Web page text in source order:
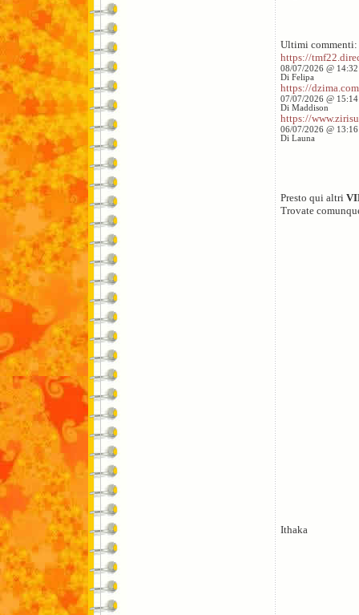
Ultimi commenti:
https://
08/07/2026 @
Di Felipa
https://
07/07/2026 @
Di Maddison
https://
06/07/2026 @
Di Launa
Presto qui altri
Trovate
Ithaka